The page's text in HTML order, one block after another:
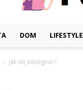
DOM LIFESTYLE
Jak się pożegnać?